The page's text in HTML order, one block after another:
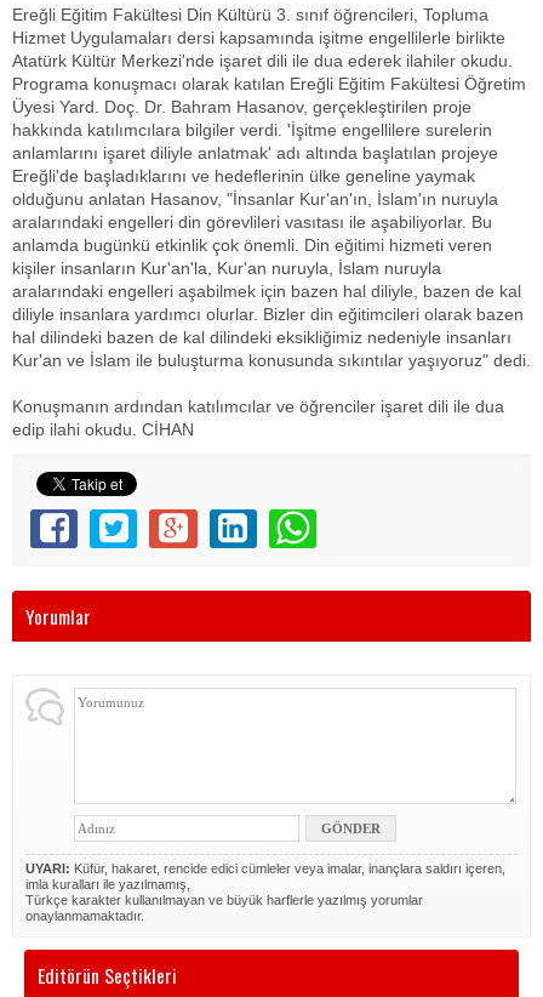
Ereğli Eğitim Fakültesi Din Kültürü 3. sınıf öğrencileri, Topluma
Hizmet Uygulamaları dersi kapsamında işitme engellilerle birlikte
Atatürk Kültür Merkezi'nde işaret dili ile dua ederek ilahiler okudu.
Programa konuşmacı olarak katılan Ereğli Eğitim Fakültesi Öğretim
Üyesi Yard. Doç. Dr. Bahram Hasanov, gerçekleştirilen proje
hakkında katılımcılara bilgiler verdi. 'İşitme engellilere surelerin
anlamlarını işaret diliyle anlatmak' adı altında başlatılan projeye
Ereğli'de başladıklarını ve hedeflerinin ülke geneline yaymak
olduğunu anlatan Hasanov, "İnsanlar Kur'an'ın, İslam'ın nuruyla
aralarındaki engelleri din görevlileri vasıtası ile aşabiliyorlar. Bu
anlamda bugünkü etkinlik çok önemli. Din eğitimi hizmeti veren
kişiler insanların Kur'an'la, Kur'an nuruyla, İslam nuruyla
aralarındaki engelleri aşabilmek için bazen hal diliyle, bazen de kal
diliyle insanlara yardımcı olurlar. Bizler din eğitimcileri olarak bazen
hal dilindeki bazen de kal dilindeki eksikliğimiz nedeniyle insanları
Kur'an ve İslam ile buluşturma konusunda sıkıntılar yaşıyoruz" dedi.
Konuşmanın ardından katılımcılar ve öğrenciler işaret dili ile dua
edip ilahi okudu. CİHAN
Yorumlar
UYARI: Küfür, hakaret, rencide edici cümleler veya imalar, inançlara saldırı içeren,
imla kuralları ile yazılmamış,
Türkçe karakter kullanılmayan ve büyük harflerle yazılmış yorumlar
onaylanmamaktadır.
Editörün Seçtikleri